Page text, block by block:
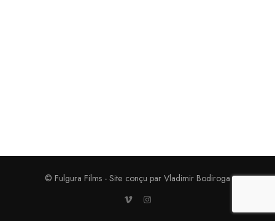
© Fulgura Films - Site conçu par Vladimir Bodiroga